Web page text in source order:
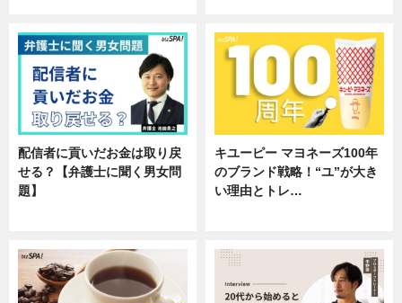
配信者に貢いだお金は取り戻
せる？【弁護士に聞く男女問
題】
キユーピー マヨネーズ100年
のブランド戦略！“ユ”が大き
い理由とトレ…